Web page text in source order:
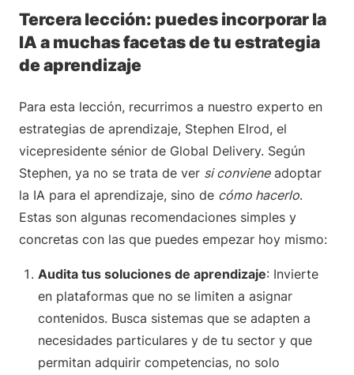
Tercera lección: puedes incorporar la
IA a muchas facetas de tu estrategia
de aprendizaje
Para esta lección, recurrimos a nuestro experto en
estrategias de aprendizaje, Stephen Elrod, el
vicepresidente sénior de Global Delivery. Según
Stephen, ya no se trata de ver si convieneadoptar
la IA para el aprendizaje, sino de cómo hacerlo.
Estas son algunas recomendaciones simples y
concretas con las que puedes empezar hoy mismo:
Audita tus soluciones de aprendizaje: Invierte
en plataformas que no se limiten a asignar
contenidos. Busca sistemas que se adapten a
necesidades particulares y de tu sector y que
permitan adquirir competencias, no solo